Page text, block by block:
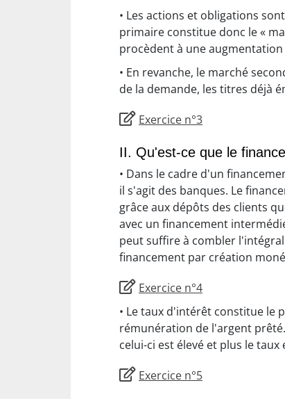
• Les actions et obligations
primaire constitue donc le «
procèdent à une
• En revanche, le marché
de la demande, les titres déjà
Exercice n°3
II. Qu'est-ce que le
• Dans le cadre d'un
il s'agit des banques. Le
grâce aux dépôts des clients
avec un financement
peut suffire à combler
financement par création
Exercice n°4
• Le taux d'intérêt constitue
rémunération de l'argent
celui-ci est élevé et plus le
Exercice n°5